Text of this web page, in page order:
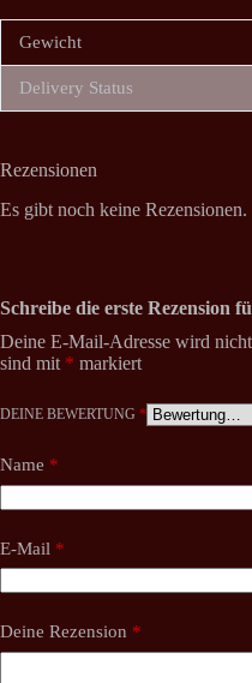
Gewicht
Delivery Status
Rezensionen
Es gibt noch keine Rezensionen.
Schreibe die erste Rezension
Deine E-Mail-Adresse wird
sind mit * markiert
DEINE BEWERTUNG *
Name *
E-Mail *
Deine Rezension *